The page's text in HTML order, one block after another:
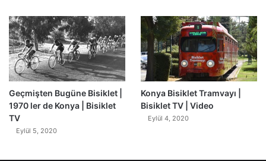
Geçmişten Bugüne Bisiklet |
1970 ler de Konya | Bisiklet
TV
Eylül 5, 2020
Konya Bisiklet Tramvayı |
Bisiklet TV | Video
Eylül 4, 2020